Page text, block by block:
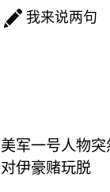
我来说两句
美军一号人物突
对伊豪赌玩脱